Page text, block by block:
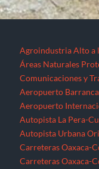
Agroindustria Alto a
Áreas Naturales
Comunicaciones y
Aeropuerto
Aeropuerto
Autopista La Pera-
Autopista Urbana
Carreteras Oaxaca-
Carreteras Oaxaca-